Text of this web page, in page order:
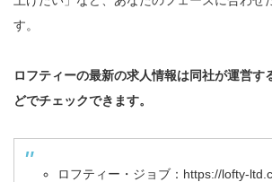
す。
ロフティーの最新の求人情報は同社が運営す
どでチェックできます。
ロフティー・ジョブ： https://lofty-